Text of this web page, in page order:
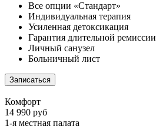
Все опции «Стандарт»
Индивидуальная терапия
Усиленная детоксикация
Гарантия длительной ремиссии
Личный санузел
Больничный лист
Записаться
Комфорт
14 990 руб
1-я местная палата